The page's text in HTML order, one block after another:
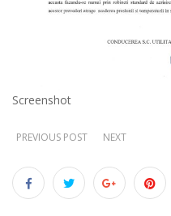
Screenshot
PREVIOUS POST NEXT